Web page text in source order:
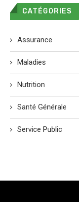
CATÉGORIES
Assurance
Maladies
Nutrition
Santé Générale
Service Public